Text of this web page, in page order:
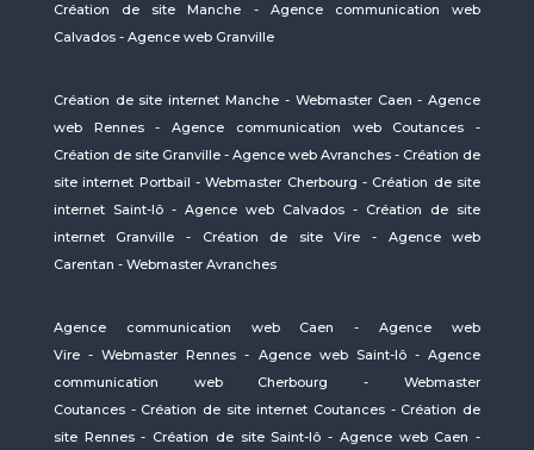
Création de site Manche - Agence communication web
Calvados- Agence web Granville
Création de site internet Manche - Webmaster Caen -Agence
web Rennes-Agence communication web Coutances -
Création de site Granville- Agence web Avranches - Création de
site internet Portbail -Webmaster Cherbourg - Création de site
internet Saint-lô- Agence web Calvados - Création de site
internet Granville - Création de site Vire - Agence web
Carentan - Webmaster Avranches
Agence communication web Caen-Agence web
Vire-Webmaster Rennes - Agence web Saint-lô-Agence
communication web Cherbourg-Webmaster
Coutances- Création de site internet Coutances- Création de
site Rennes- Création de site Saint-lô - Agence web Caen-